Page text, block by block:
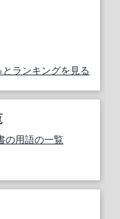
とランキングを見る
の用語の一覧